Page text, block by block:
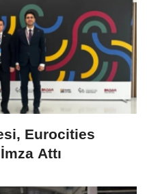
Eurocities
Attı